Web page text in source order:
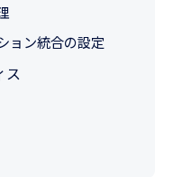
ョン統合の設定
ス